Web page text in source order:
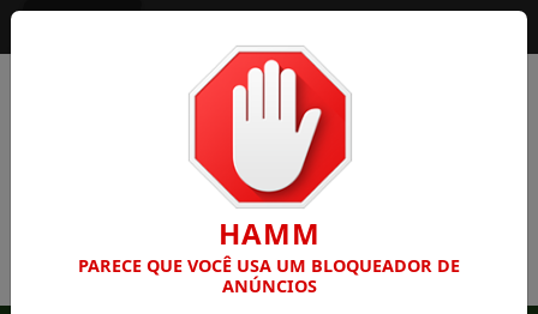
HAMM
PARECE QUE VOCÊ USA UM BLOQUEADOR DE
ANÚNCIOS